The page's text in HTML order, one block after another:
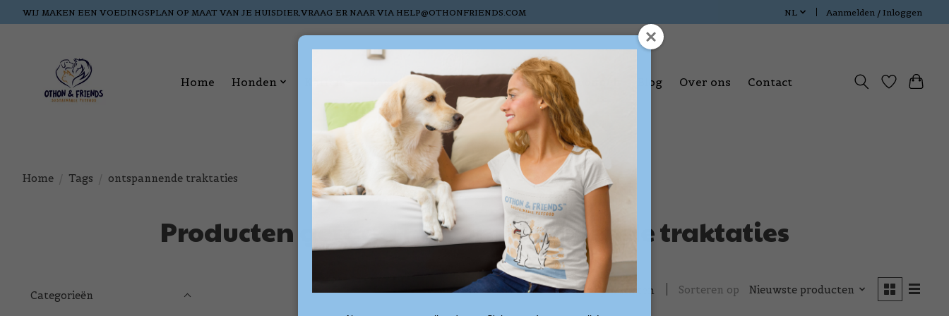
WIJ MAKEN EEN VOEDINGSPLAN OP MAAT VAN JE HUISDIER,VRAAG ER NAAR VIA HELP@OTHONFRIENDS.COM NL Aanmelden / Inloggen
Home Honden Nieuw Sale Cadeaubonnen Blog Over ons Contact
Home Tags ontspannende traktaties
Producten getagd met ontspannende traktaties
Categorieën 0 producten Sorteren op Nieuwste producten